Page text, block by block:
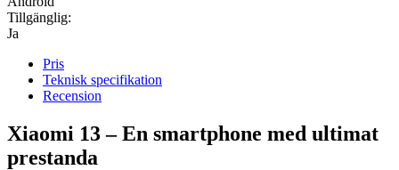
Tillgänglig:
Ja
Pris
Teknisk specifikation
Recension
Xiaomi 13 – En smartphone med ultimat
prestanda